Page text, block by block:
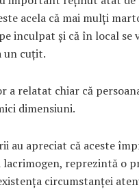
acela că mai mulți
inculpat și că în local se
un cuțit.
a relatat chiar că
dimensiuni.
au apreciat că aceste
lacrimogen, reprezintă o
circumstanței